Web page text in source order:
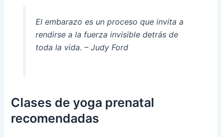
El embarazo es un proceso que invita a
rendirse a la fuerza invisible detrás de
toda la vida. – Judy Ford
Clases de yoga prenatal
recomendadas